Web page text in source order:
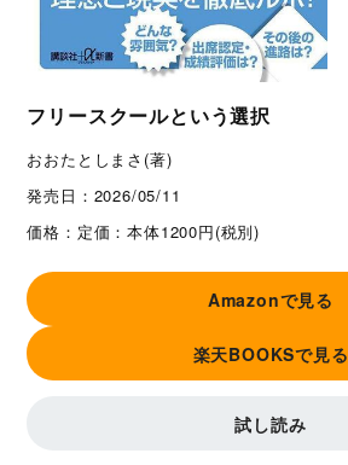
フリースクールという選択
おおたとしまさ(著)
発売日： 2026/05/11
価格： 定価：本体1200円(税別)
Amazonで見る
楽天BOOKSで見る
試し読み